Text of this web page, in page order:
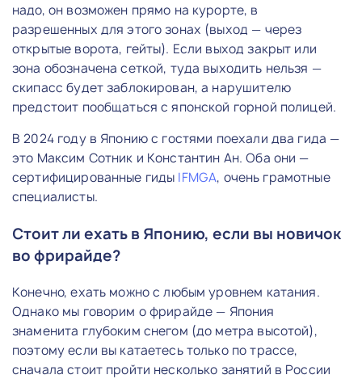
надо, он возможен прямо на курорте, в
разрешенных для этого зонах (выход — через
открытые ворота, гейты). Если выход закрыт или
зона обозначена сеткой, туда выходить нельзя —
скипасс будет заблокирован, а нарушителю
предстоит пообщаться с японской горной полицей.
В 2024 году в Японию с гостями поехали два гида —
это Максим Сотник и Константин Ан. Оба они —
сертифицированные гиды IFMGA, очень грамотные
специалисты.
Стоит ли ехать в Японию, если вы новичок
во фрирайде?
Конечно, ехать можно с любым уровнем катания.
Однако мы говорим о фрирайде — Япония
знаменита глубоким снегом (до метра высотой),
поэтому если вы катаетесь только по трассе,
сначала стоит пройти несколько занятий в России